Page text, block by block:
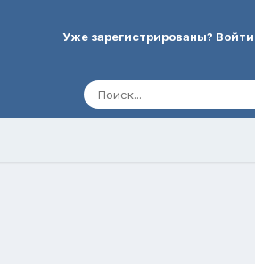
Уже зарегистрированы? Войти